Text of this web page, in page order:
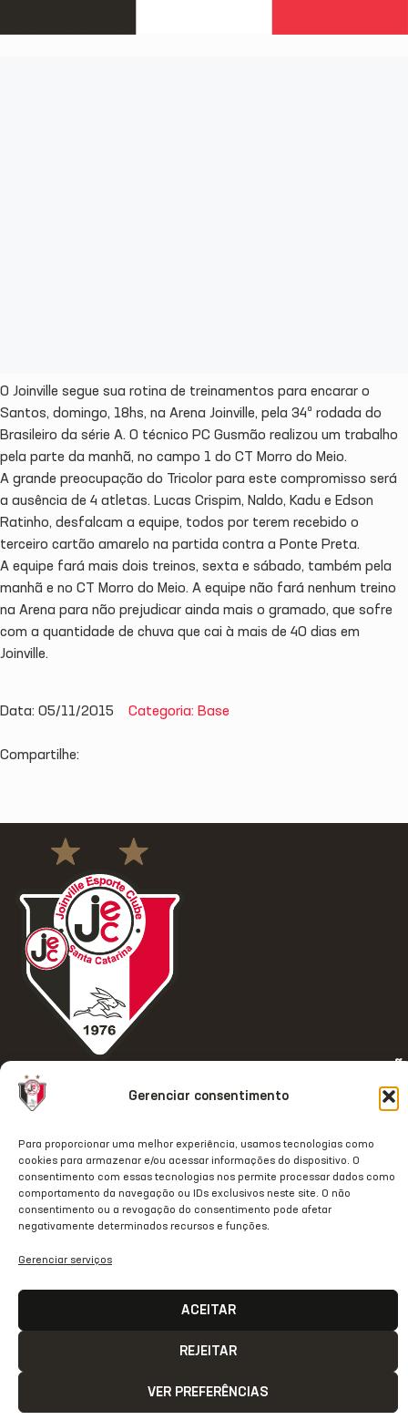
Gerenciar consentimento
Para proporcionar uma melhor experiência, usamos tecnologias como
cookies para armazenar e/ou acessar informações do dispositivo. O
consentimento com essas tecnologias nos permite processar dados como
comportamento da navegação ou IDs exclusivos neste site. O não
consentimento ou a revogação do consentimento pode afetar
negativamente determinados recursos e funções.
Gerenciar serviços
ACEITAR
REJEITAR
VER PREFERÊNCIAS
O Joinville segue sua rotina de treinamentos para encarar o
Santos, domingo, 18hs, na Arena Joinville, pela 34ª rodada do
Brasileiro da série A. O técnico PC Gusmão realizou um trabalho
pela parte da manhã, no campo 1 do CT Morro do Meio.
A grande preocupação do Tricolor para este compromisso será
a ausência de 4 atletas. Lucas Crispim, Naldo, Kadu e Edson
Ratinho, desfalcam a equipe, todos por terem recebido o
terceiro cartão amarelo na partida contra a Ponte Preta.
A equipe fará mais dois treinos, sexta e sábado, também pela
manhã e no CT Morro do Meio. A equipe não fará nenhum treino
na Arena para não prejudicar ainda mais o gramado, que sofre
com a quantidade de chuva que cai à mais de 40 dias em
Joinville.
Data: 05/11/2015 Categoria: Base
Compartilhe:
ACESSO
RÁPIDO
Clube
Estrutura
JecStore
SOCIAIS
Facebook
Youtube
Linkedin
REDES
Threads
X
Transparência
2026 © Todos os direitos